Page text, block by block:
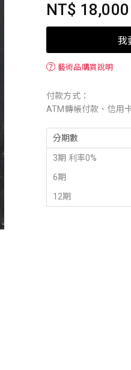
NT$ 18,000
我
？ 藝術品購買說明
付款方式：
ATM轉帳付款、信用
分期數
3期 利率0%
6期
12期